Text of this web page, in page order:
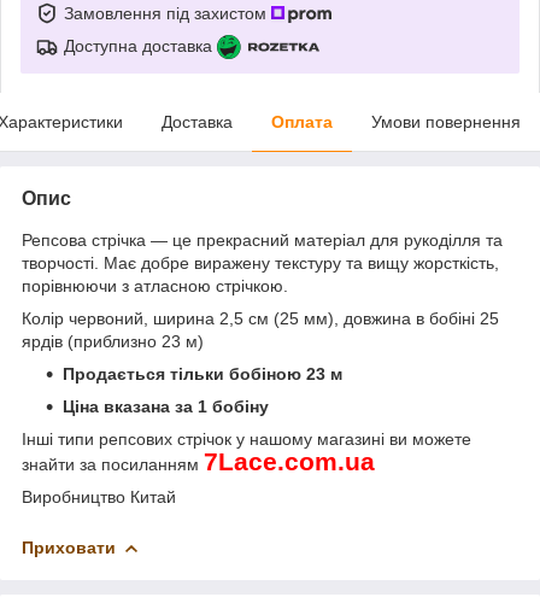
Замовлення під захистом
Доступна доставка
Доставка Оплата Умови повернення
Опис
Репсова стрічка — це прекрасний матеріал для рукоділля та
творчості. Має добре виражену текстуру та вищу жорсткість,
порівнюючи з атласною стрічкою.
Колір червоний, ширина 2,5 см (25 мм), довжина в бобіні 25
ярдів (приблизно 23 м)
Продається тільки бобіною 23 м
Ціна вказана за 1 бобіну
Інші типи репсових стрічок у нашому магазині ви можете
знайти за посиланням 7Lace.com.ua
Виробництво Китай
Приховати